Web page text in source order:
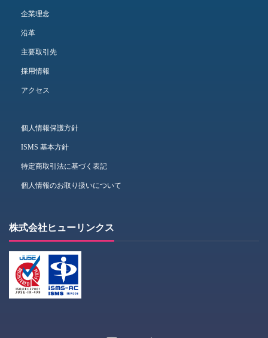
企業理念
沿革
主要取引先
採用情報
アクセス
個人情報保護方針
ISMS 基本方針
特定商取引法に基づく表記
個人情報のお取り扱いについて
株式会社ヒューリンクス